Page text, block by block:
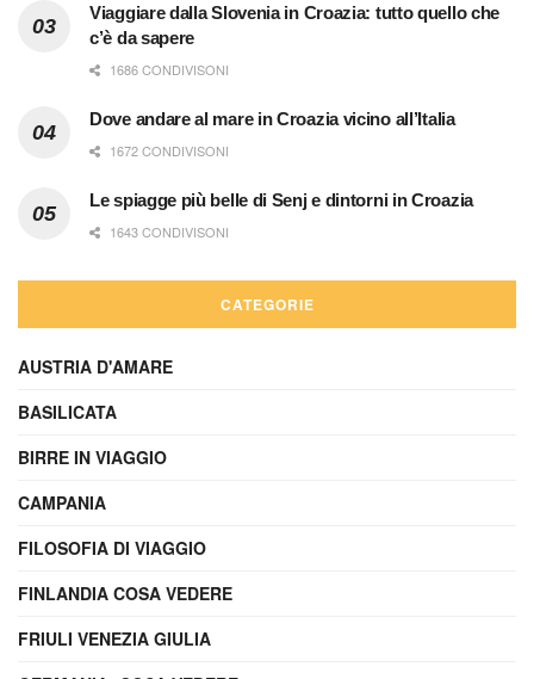
Viaggiare dalla Slovenia in Croazia: tutto quello che
c’è da sapere
1686 CONDIVISONI
Dove andare al mare in Croazia vicino all’Italia
1672 CONDIVISONI
Le spiagge più belle di Senj e dintorni in Croazia
1643 CONDIVISONI
CATEGORIE
AUSTRIA D'AMARE
BASILICATA
BIRRE IN VIAGGIO
CAMPANIA
FILOSOFIA DI VIAGGIO
FINLANDIA COSA VEDERE
FRIULI VENEZIA GIULIA